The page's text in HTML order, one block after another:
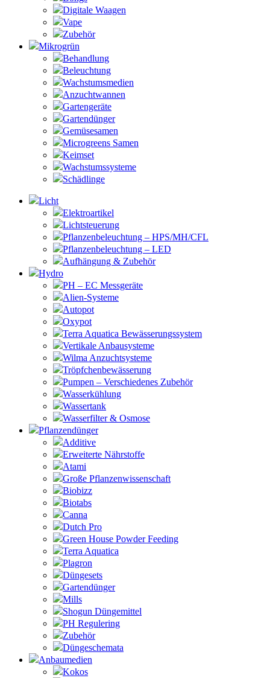
Digitale Waagen
Vape
Zubehör
Mikrogrün
Behandlung
Beleuchtung
Wachstumsmedien
Anzuchtwannen
Gartengeräte
Gartendünger
Gemüsesamen
Microgreens Samen
Keimset
Wachstumssysteme
Schädlinge
Licht
Elektroartikel
Lichtsteuerung
Pflanzenbeleuchtung – HPS/MH/CFL
Pflanzenbeleuchtung – LED
Aufhängung & Zubehör
Hydro
PH – EC Messgeräte
Alien-Systeme
Autopot
Oxypot
Terra Aquatica Bewässerungssystem
Vertikale Anbausysteme
Wilma Anzuchtsysteme
Tröpfchenbewässerung
Pumpen – Verschiedenes Zubehör
Wasserkühlung
Wassertank
Wasserfilter & Osmose
Pflanzendünger
Additive
Erweiterte Nährstoffe
Atami
Große Pflanzenwissenschaft
Biobizz
Biotabs
Canna
Dutch Pro
Green House Powder Feeding
Terra Aquatica
Plagron
Düngesets
Gartendünger
Mills
Shogun Düngemittel
PH Regulering
Zubehör
Düngeschemata
Anbaumedien
Kokos